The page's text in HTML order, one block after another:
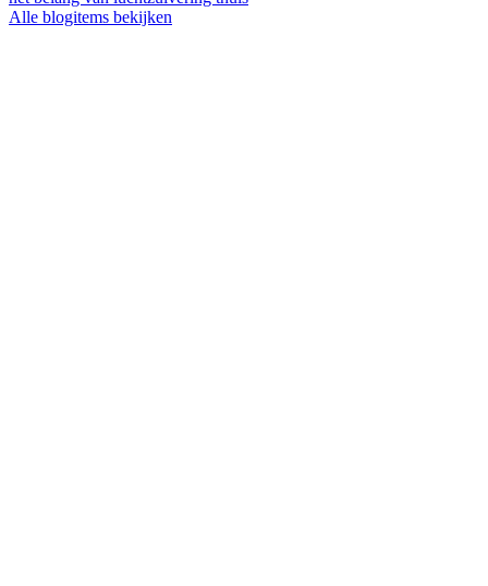
Alle blogitems bekijken